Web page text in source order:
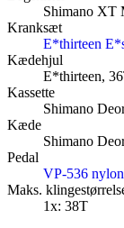
Shimano XT
Kranksæt
E*thirteen
Kædehjul
E*thirteen,
Kassette
Shimano
Kæde
Shimano
Pedal
VP-536
Maks.
1x: 38T